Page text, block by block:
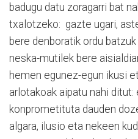
badugu datu zoragarri bat
txalotzeko: gazte ugari,
bere denboratik ordu
neska-mutilek bere
hemen egunez-egun ikusi
arlotakoak aipatu nahi
konprometituta dauden
algara, ilusio eta nekeen